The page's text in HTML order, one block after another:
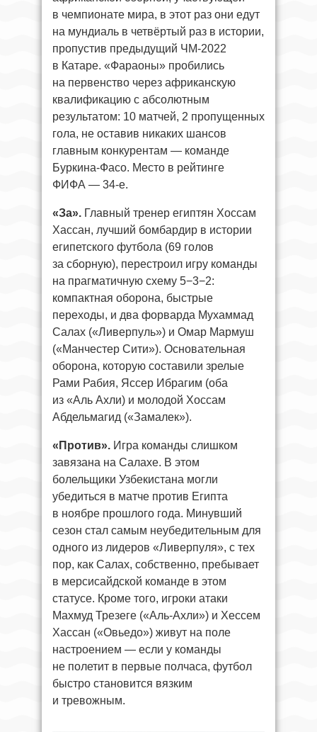
в чемпионате мира, в этот раз они едут
на мундиаль в четвёртый раз в истории,
пропустив предыдущий ЧМ-2022
в Катаре. «Фараоны» пробились
на первенство через африканскую
квалификацию с абсолютным
результатом: 10 матчей, 2 пропущенных
гола, не оставив никаких шансов
главным конкурентам — команде
Буркина-Фасо. Место в рейтинге
ФИФА — 34-е.
«За». Главный тренер египтян Хоссам
Хассан, лучший бомбардир в истории
египетского футбола (69 голов
за сборную), перестроил игру команды
на прагматичную схему 5−3−2:
компактная оборона, быстрые
переходы, и два форварда Мухаммад
Салах («Ливерпуль») и Омар Мармуш
(«Манчестер Сити»). Основательная
оборона, которую составили зрелые
Рами Рабия, Яссер Ибрагим (оба
из «Аль Ахли) и молодой Хоссам
Абдельмагид («Замалек»).
«Против». Игра команды слишком
завязана на Салахе. В этом
болельщики Узбекистана могли
убедиться в матче против Египта
в ноябре прошлого года. Минувший
сезон стал самым неубедительным для
одного из лидеров «Ливерпуля», с тех
пор, как Салах, собственно, пребывает
в мерсисайдской команде в этом
статусе. Кроме того, игроки атаки
Махмуд Трезеге («Аль-Ахли») и Хессем
Хассан («Овьедо») живут на поле
настроением — если у команды
не полетит в первые полчаса, футбол
быстро становится вязким
и тревожным.